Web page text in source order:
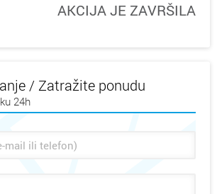
AKCIJA JE ZAVRŠILA
/ Zatražite ponudu
24h